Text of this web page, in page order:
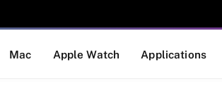
Mac Apple Watch Applications